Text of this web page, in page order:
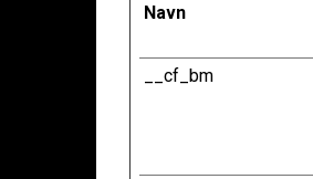
Navn
__cf_bm